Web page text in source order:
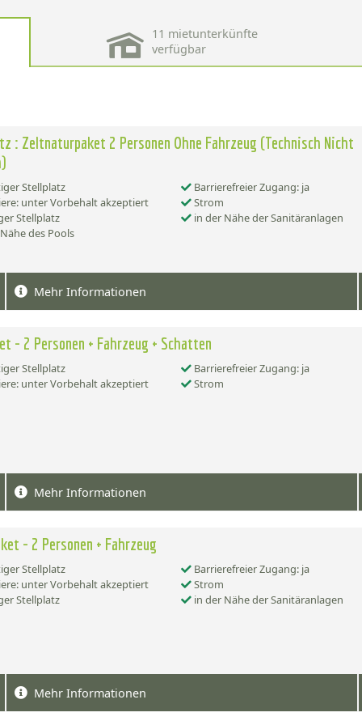
11 mietunterkünfte
verfügbar
: Zeltnaturpaket 2 Personen Ohne Fahrzeug (Technisch Nicht
Stellplatz
Barrierefreier Zugang: ja
unter Vorbehalt akzeptiert
Strom
Stellplatz
in der Nähe der Sanitäranlagen
des Pools
Mehr Informationen
- 2 Personen + Fahrzeug + Schatten
Stellplatz
Barrierefreier Zugang: ja
unter Vorbehalt akzeptiert
Strom
Mehr Informationen
- 2 Personen + Fahrzeug
Stellplatz
Barrierefreier Zugang: ja
unter Vorbehalt akzeptiert
Strom
Stellplatz
in der Nähe der Sanitäranlagen
Mehr Informationen